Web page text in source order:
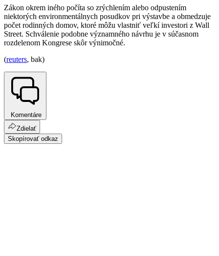
Zákon okrem iného počíta so zrýchlením alebo odpustením
niektorých environmentálnych posudkov pri výstavbe a obmedzuje
počet rodinných domov, ktoré môžu vlastniť veľkí investori z Wall
Street. Schválenie podobne významného návrhu je v súčasnom
rozdelenom Kongrese skôr výnimočné.
(reuters, bak)
Komentáre
Zdielať
Skopírovať odkaz